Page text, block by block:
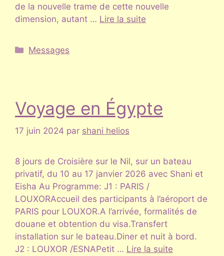
de la nouvelle trame de cette nouvelle
dimension, autant … Lire la suite
Catégories
Messages
Voyage en Égypte
17 juin 2024 par shani helios
8 jours de Croisière sur le Nil, sur un bateau
privatif, du 10 au 17 janvier 2026 avec Shani et
Eisha Au Programme: J1 : PARIS /
LOUXORAccueil des participants à l’aéroport de
PARIS pour LOUXOR.A l’arrivée, formalités de
douane et obtention du visa.Transfert
installation sur le bateau.Diner et nuit à bord.
J2 : LOUXOR /ESNAPetit … Lire la suite